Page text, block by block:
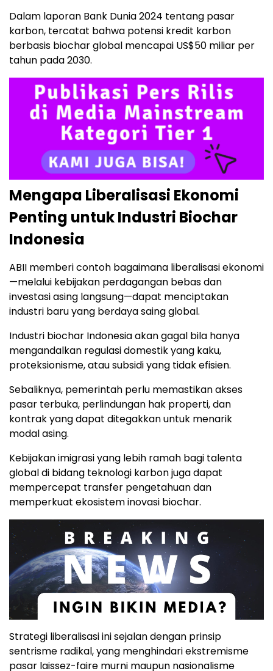
Dalam laporan Bank Dunia 2024 tentang pasar
karbon, tercatat bahwa potensi kredit karbon
berbasis biochar global mencapai US$50 miliar per
tahun pada 2030.
Mengapa Liberalisasi Ekonomi
Penting untuk Industri Biochar
Indonesia
ABII memberi contoh bagaimana liberalisasi ekonomi
—melalui kebijakan perdagangan bebas dan
investasi asing langsung—dapat menciptakan
industri baru yang berdaya saing global.
Industri biochar Indonesia akan gagal bila hanya
mengandalkan regulasi domestik yang kaku,
proteksionisme, atau subsidi yang tidak efisien.
Sebaliknya, pemerintah perlu memastikan akses
pasar terbuka, perlindungan hak properti, dan
kontrak yang dapat ditegakkan untuk menarik
modal asing.
Kebijakan imigrasi yang lebih ramah bagi talenta
global di bidang teknologi karbon juga dapat
mempercepat transfer pengetahuan dan
memperkuat ekosistem inovasi biochar.
Strategi liberalisasi ini sejalan dengan prinsip
sentrisme radikal, yang menghindari ekstremisme
pasar laissez-faire murni maupun nasionalisme